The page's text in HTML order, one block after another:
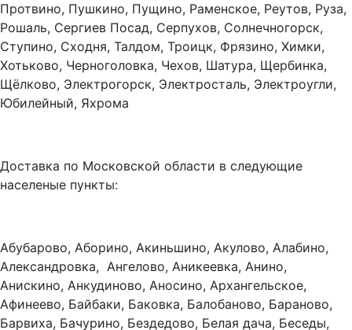
Протвино, Пушкино, Пущино, Раменское, Реутов, Руза,
Рошаль, Сергиев Посад, Серпухов, Солнечногорск,
Ступино, Сходня, Талдом, Троицк, Фрязино, Химки,
Хотьково, Черноголовка, Чехов, Шатура, Щербинка,
Щёлково, Электрогорск, Электросталь, Электроугли,
Юбилейный, Яхрома
Доставка по Московской области в следующие
населеные пункты:
Абубарово, Аборино, Акиньшино, Акулово, Алабино,
Александровка, Ангелово, Аникеевка, Анино,
Анискино, Анкудиново, Аносино, Архангельское,
Афинеево, Байбаки, Баковка, Балобаново, Бараново,
Барвиха, Бачурино, Бездедово, Белая дача, Беседы,